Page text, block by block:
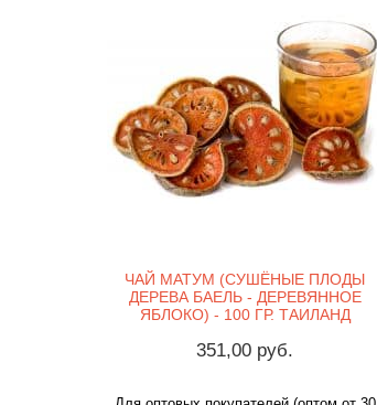
ЧАЙ МАТУМ (СУШЁНЫЕ ПЛОДЫ
ДЕРЕВА БАЕЛЬ - ДЕРЕВЯННОЕ
ЯБЛОКО) - 100 ГР. ТАИЛАНД
351,00 руб.